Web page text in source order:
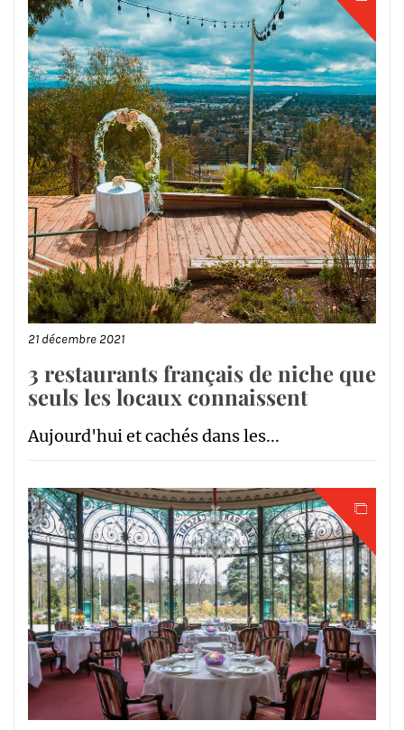
21 décembre 2021
3 restaurants français de niche que
seuls les locaux connaissent
Aujourd'hui et cachés dans les...